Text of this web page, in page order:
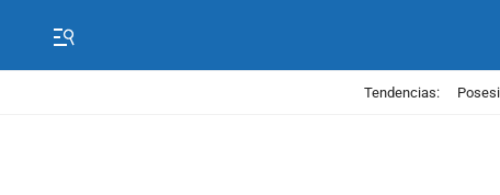
Tendencias: